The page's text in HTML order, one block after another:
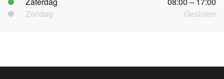
Zondag
Gesloten